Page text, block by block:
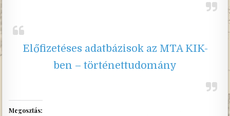
Előfizetéses adatbázisok az MTA KIK-
ben – történettudomány
Megosztás: